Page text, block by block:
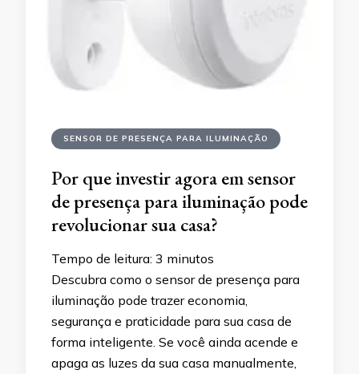
SENSOR DE PRESENÇA PARA ILUMINAÇÃO
Por que investir agora em sensor
de presença para iluminação pode
revolucionar sua casa?
Tempo de leitura: 3 minutos
Descubra como o sensor de presença para
iluminação pode trazer economia,
segurança e praticidade para sua casa de
forma inteligente. Se você ainda acende e
apaga as luzes da sua casa manualmente,